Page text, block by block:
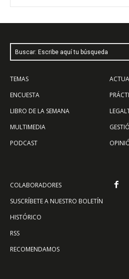
Buscar: Escribe aquí tu búsqueda
TEMAS
ENCUESTA
LIBRO DE LA SEMANA
MULTIMEDIA
PODCAST
COLABORADORES
SUSCRÍBETE A NUESTRO BOLETÍN
HISTÓRICO
RSS
RECOMENDAMOS